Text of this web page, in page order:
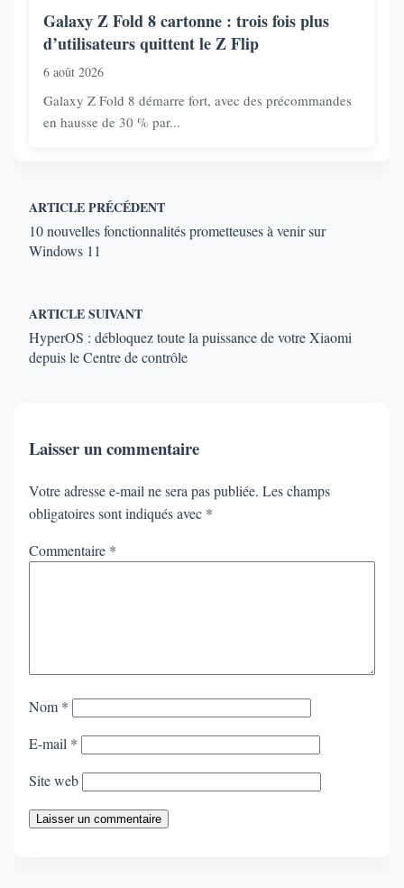
Galaxy Z Fold 8 cartonne : trois fois plus
d’utilisateurs quittent le Z Flip
6 août 2026
Galaxy Z Fold 8 démarre fort, avec des précommandes
en hausse de 30 % par...
ARTICLE PRÉCÉDENT
10 nouvelles fonctionnalités prometteuses à venir sur
Windows 11
ARTICLE SUIVANT
HyperOS : débloquez toute la puissance de votre Xiaomi
depuis le Centre de contrôle
Laisser un commentaire
Votre adresse e-mail ne sera pas publiée. Les champs
obligatoires sont indiqués avec *
Commentaire *
Nom *
E-mail *
Site web
Laisser un commentaire